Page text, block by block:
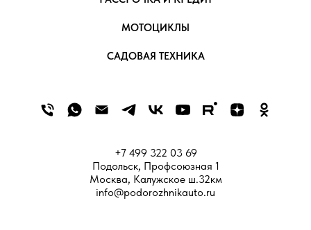
МОТОЦИКЛЫ
САДОВАЯ ТЕХНИКА
+7 499 322 03 69
Подольск, Профсоюзная 1
Москва, Калужское ш.32км
info@podorozhnikauto.ru